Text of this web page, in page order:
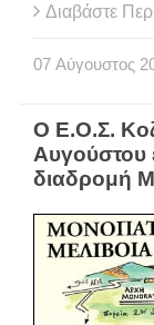
Διαβάστε
07 Αύγουστος
Ο Ε.Ο.Σ.
Αυγούστου
διαδρομή